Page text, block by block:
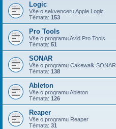
Logic
Vše o sekvenceru Apple Logic
Témata: 153
Pro Tools
Vše o programu Avid Pro Tools
Témata: 51
SONAR
Vše o programu Cakewalk SONAR
Témata: 138
Ableton
Vše o programu Ableton
Témata: 126
Reaper
Vše o programu Reaper
Témata: 31